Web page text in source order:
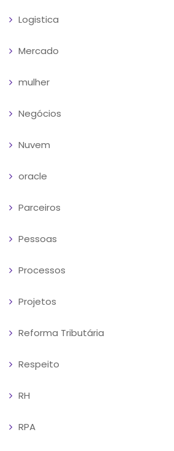
Logistica
Mercado
mulher
Negócios
Nuvem
oracle
Parceiros
Pessoas
Processos
Projetos
Reforma Tributária
Respeito
RH
RPA